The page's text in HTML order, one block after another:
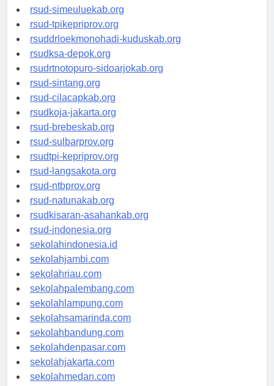
rsud-tanjungpinangkota.org
rsud-simeuluekab.org
rsud-tpikepriprov.org
rsuddrloekmonohadi-kuduskab.org
rsudksa-depok.org
rsudrtnotopuro-sidoarjokab.org
rsud-sintang.org
rsud-cilacapkab.org
rsudkoja-jakarta.org
rsud-brebeskab.org
rsud-sulbarprov.org
rsudtpi-kepriprov.org
rsud-langsakota.org
rsud-ntbprov.org
rsud-natunakab.org
rsudkisaran-asahankab.org
rsud-indonesia.org
sekolahindonesia.id
sekolahjambi.com
sekolahriau.com
sekolahpalembang.com
sekolahlampung.com
sekolahsamarinda.com
sekolahbandung.com
sekolahdenpasar.com
sekolahjakarta.com